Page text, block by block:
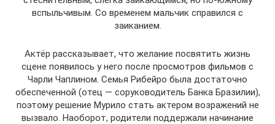
вспыльчивым. Со временем мальчик справился с
заиканием.
Актёр рассказывает, что желание посвятить жизнь
сцене появилось у него после просмотров фильмов с
Чарли Чаплином. Семья Рибейро была достаточно
обеспеченной (отец — соруководитель Банка Бразилии),
поэтому решение Мурило стать актером возражений не
вызвало. Наоборот, родители поддержали начинание